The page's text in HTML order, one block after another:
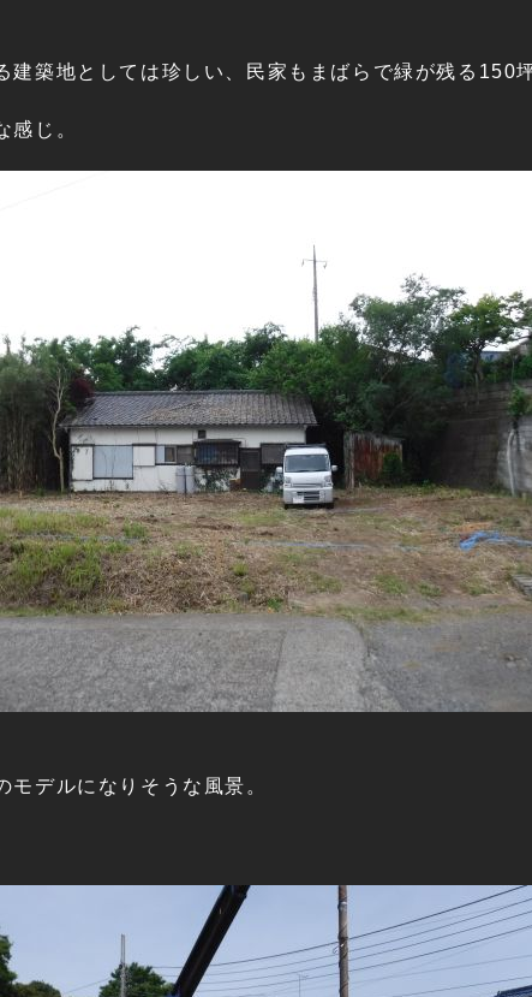
建築地としては珍しい、民家もまばらで緑が残る150
感じ。
モデルになりそうな風景。